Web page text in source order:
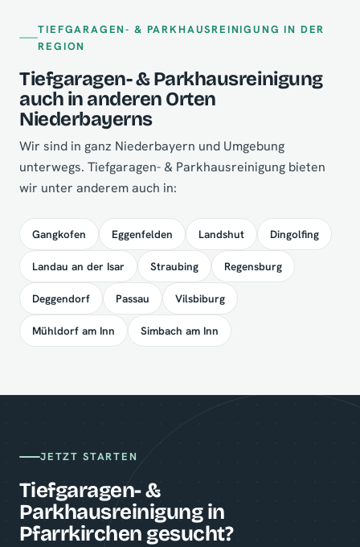
TIEFGARAGEN- & PARKHAUSREINIGUNG IN DER
REGION
Tiefgaragen- & Parkhausreinigung
auch in anderen Orten
Niederbayerns
Wir sind in ganz Niederbayern und Umgebung
unterwegs. Tiefgaragen- & Parkhausreinigung bieten
wir unter anderem auch in:
Gangkofen Eggenfelden Landshut Dingolfing
Landau an der Isar Straubing Regensburg
Deggendorf Passau Vilsbiburg
Mühldorf am Inn Simbach am Inn
JETZT STARTEN
Tiefgaragen- &
Parkhausreinigung in
Pfarrkirchen gesucht?